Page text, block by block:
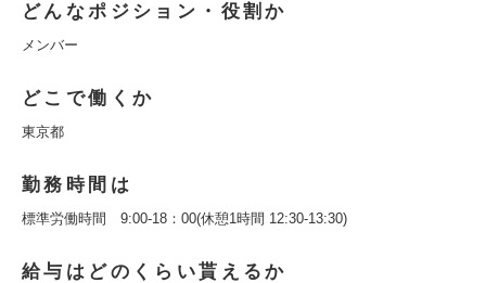
どんなポジション・役割か
メンバー
どこで働くか
東京都
勤務時間は
標準労働時間 9:00-18：00(休憩1時間 12:30-13:30)
給与はどのくらい貰えるか